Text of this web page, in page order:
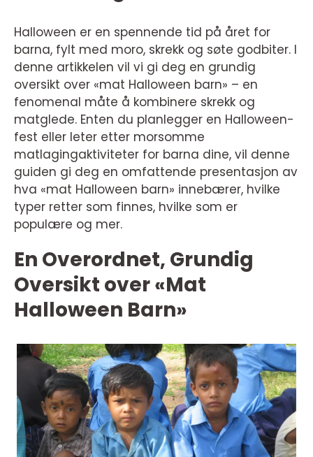
Halloween er en spennende tid på året for
barna, fylt med moro, skrekk og søte godbiter. I
denne artikkelen vil vi gi deg en grundig
oversikt over «mat Halloween barn» – en
fenomenal måte å kombinere skrekk og
matglede. Enten du planlegger en Halloween-
fest eller leter etter morsomme
matlagingaktiviteter for barna dine, vil denne
guiden gi deg en omfattende presentasjon av
hva «mat Halloween barn» innebærer, hvilke
typer retter som finnes, hvilke som er
populære og mer.
En Overordnet, Grundig
Oversikt over «Mat
Halloween Barn»